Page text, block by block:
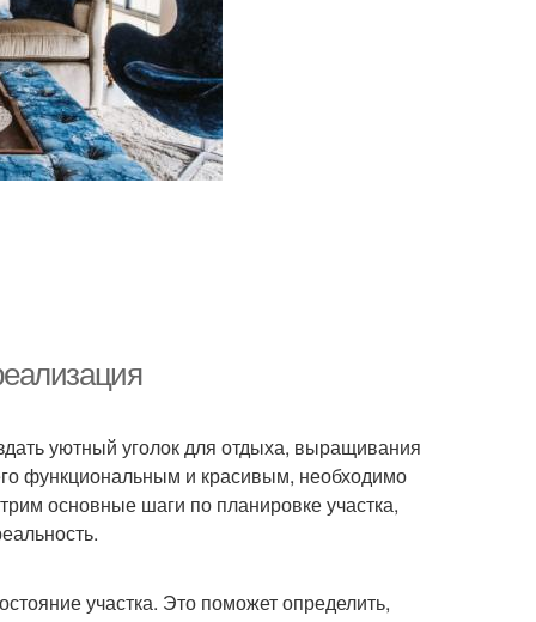
уютный уголок для отдыха, выращивания
функциональным и красивым, необходимо
основные шаги по планировке участка,
участка. Это поможет определить,